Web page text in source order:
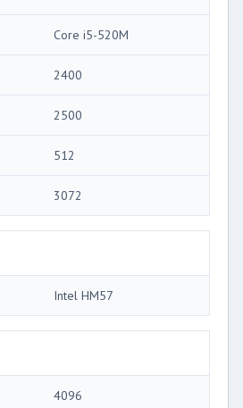
Core i5-520M
2400
2500
512
3072
Intel HM57
4096